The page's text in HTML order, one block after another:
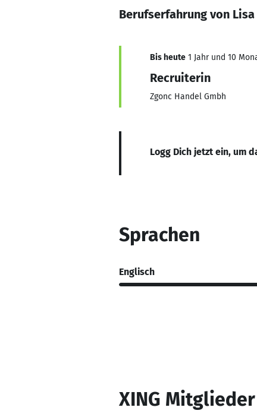
Berufserfahrung von Lisa
Bis heute 1 Jahr und 10
Recruiterin
Zgonc Handel Gmbh
Logg Dich jetzt ein, um
Sprachen
Englisch
XING